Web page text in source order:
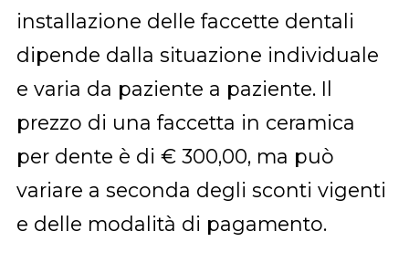
installazione delle faccette dentali
dipende dalla situazione individuale
e varia da paziente a paziente. Il
prezzo di una faccetta in ceramica
per dente è di € 300,00, ma può
variare a seconda degli sconti vigenti
e delle modalità di pagamento.